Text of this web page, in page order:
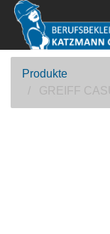
Produkte
GREIFF